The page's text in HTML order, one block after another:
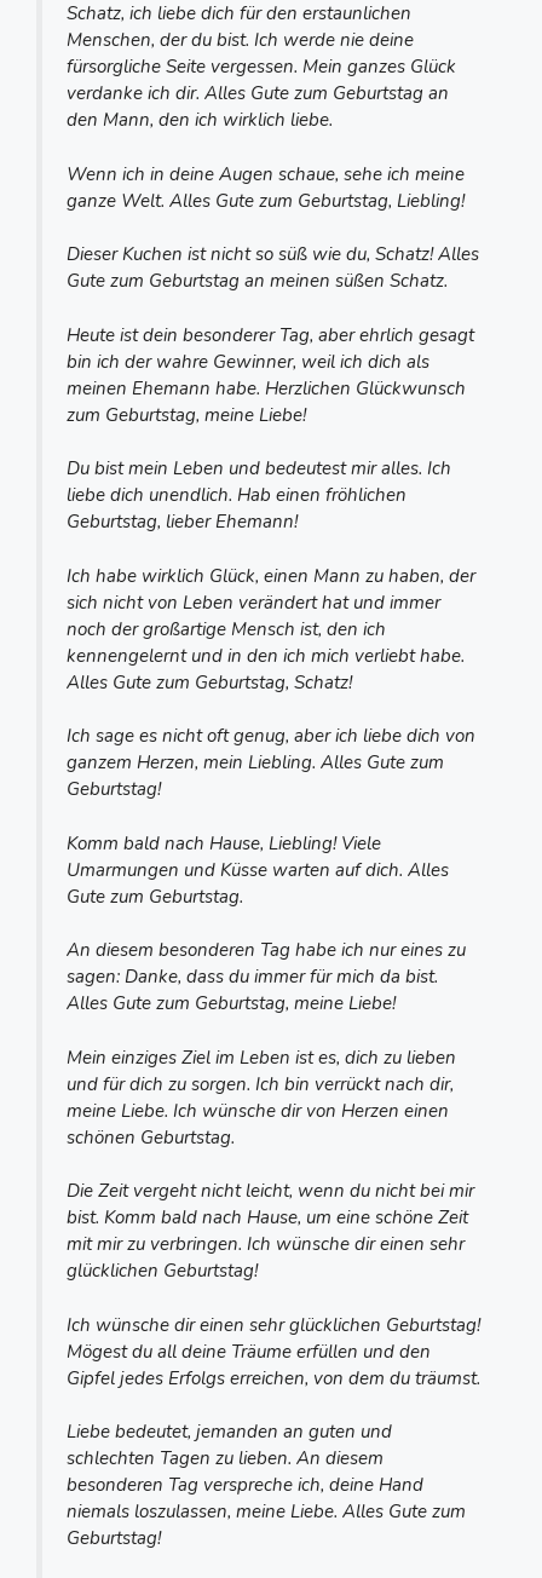
Schatz, ich liebe dich für den erstaunlichen
Menschen, der du bist. Ich werde nie deine
fürsorgliche Seite vergessen. Mein ganzes Glück
verdanke ich dir. Alles Gute zum Geburtstag an
den Mann, den ich wirklich liebe.
Wenn ich in deine Augen schaue, sehe ich meine
ganze Welt. Alles Gute zum Geburtstag, Liebling!
Dieser Kuchen ist nicht so süß wie du, Schatz! Alles
Gute zum Geburtstag an meinen süßen Schatz.
Heute ist dein besonderer Tag, aber ehrlich gesagt
bin ich der wahre Gewinner, weil ich dich als
meinen Ehemann habe. Herzlichen Glückwunsch
zum Geburtstag, meine Liebe!
Du bist mein Leben und bedeutest mir alles. Ich
liebe dich unendlich. Hab einen fröhlichen
Geburtstag, lieber Ehemann!
Ich habe wirklich Glück, einen Mann zu haben, der
sich nicht von Leben verändert hat und immer
noch der großartige Mensch ist, den ich
kennengelernt und in den ich mich verliebt habe.
Alles Gute zum Geburtstag, Schatz!
Ich sage es nicht oft genug, aber ich liebe dich von
ganzem Herzen, mein Liebling. Alles Gute zum
Geburtstag!
Komm bald nach Hause, Liebling! Viele
Umarmungen und Küsse warten auf dich. Alles
Gute zum Geburtstag.
An diesem besonderen Tag habe ich nur eines zu
sagen: Danke, dass du immer für mich da bist.
Alles Gute zum Geburtstag, meine Liebe!
Mein einziges Ziel im Leben ist es, dich zu lieben
und für dich zu sorgen. Ich bin verrückt nach dir,
meine Liebe. Ich wünsche dir von Herzen einen
schönen Geburtstag.
Die Zeit vergeht nicht leicht, wenn du nicht bei mir
bist. Komm bald nach Hause, um eine schöne Zeit
mit mir zu verbringen. Ich wünsche dir einen sehr
glücklichen Geburtstag!
Ich wünsche dir einen sehr glücklichen Geburtstag!
Mögest du all deine Träume erfüllen und den
Gipfel jedes Erfolgs erreichen, von dem du träumst.
Liebe bedeutet, jemanden an guten und
schlechten Tagen zu lieben. An diesem
besonderen Tag verspreche ich, deine Hand
niemals loszulassen, meine Liebe. Alles Gute zum
Geburtstag!